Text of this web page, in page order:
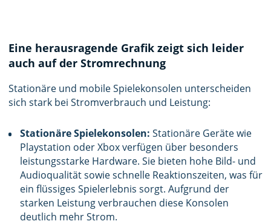
Eine herausragende Grafik zeigt sich leider
auch auf der Stromrechnung
Stationäre und mobile Spielekonsolen unterscheiden
sich stark bei Stromverbrauch und Leistung:
Stationäre Spielekonsolen:Stationäre Geräte wie
Playstation oder Xbox verfügen über besonders
leistungsstarke Hardware. Sie bieten hohe Bild- und
Audioqualität sowie schnelle Reaktionszeiten, was für
ein flüssiges Spielerlebnis sorgt. Aufgrund der
starken Leistung verbrauchen diese Konsolen
deutlich mehr Strom.